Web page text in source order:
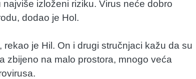
izloženi riziku. Virus neće dobro
dodao je Hol.
je Hil. On i drugi stručnjaci kažu da su
zbijeno na malo prostora, mnogo veća